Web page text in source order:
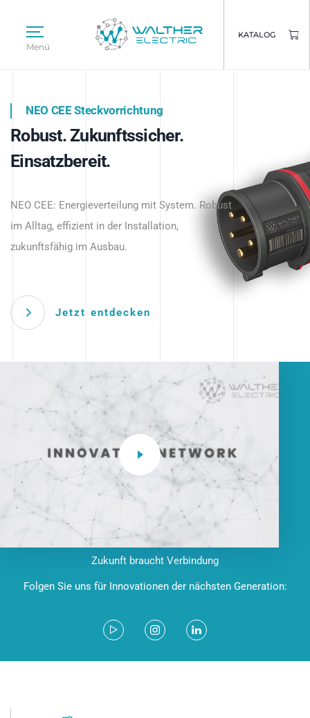
Menü
KATALOG
Intelligente Stromverteilung
beginnt hier.
NEO CEE Steckvorrichtung
Robust. Zukunftssicher.
Einsatzbereit.
NEO CEE: Energieverteilung mit System. Robust
im Alltag, effizient in der Installation,
zukunftsfähig im Ausbau.
Jetzt entdecken
Intelligenz trifft Energie.
Anwendungen – robust, IP-geschützt und
zukunftsfähig.
Zukunft braucht Verbindung
Folgen Sie uns für Innovationen der nächsten Generation: